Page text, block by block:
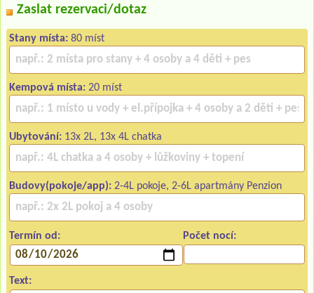
Zaslat rezervaci/dotaz
Stany místa: 80 míst
Kempová místa: 20 míst
Ubytování: 13x 2L, 13x 4L chatka
Budovy(pokoje/app): 2-4L pokoje, 2-6L apartmány Penzion
Termín od: Počet nocí:
Text: